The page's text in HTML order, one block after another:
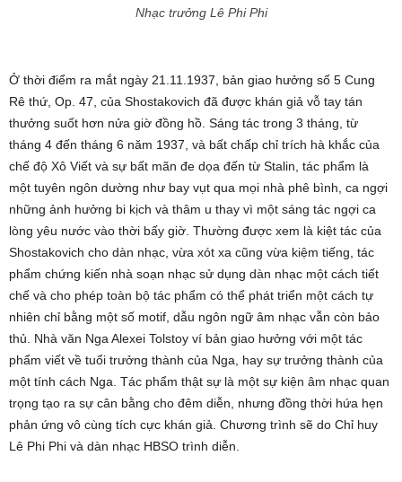
Nhạc trưởng Lê Phi Phi
Ở thời điểm ra mắt ngày 21.11.1937, bản giao hưởng số 5 Cung
Rê thứ, Op. 47, của Shostakovich đã được khán giả vỗ tay tán
thưởng suốt hơn nửa giờ đồng hồ. Sáng tác trong 3 tháng, từ
tháng 4 đến tháng 6 năm 1937, và bất chấp chỉ trích hà khắc của
chế độ Xô Viết và sự bất mãn đe dọa đến từ Stalin, tác phẩm là
một tuyên ngôn dường như bay vụt qua mọi nhà phê bình, ca ngợi
những ảnh hưởng bi kịch và thâm u thay vì một sáng tác ngợi ca
lòng yêu nước vào thời bấy giờ. Thường được xem là kiệt tác của
Shostakovich cho dàn nhạc, vừa xót xa cũng vừa kiệm tiếng, tác
phẩm chứng kiến nhà soạn nhạc sử dụng dàn nhạc một cách tiết
chế và cho phép toàn bộ tác phẩm có thể phát triển một cách tự
nhiên chỉ bằng một số motif, dẫu ngôn ngữ âm nhạc vẫn còn bảo
thủ. Nhà văn Nga Alexei Tolstoy ví bản giao hưởng với một tác
phẩm viết về tuổi trưởng thành của Nga, hay sự trưởng thành của
một tính cách Nga. Tác phẩm thật sự là một sự kiện âm nhạc quan
trọng tạo ra sự cân bằng cho đêm diễn, nhưng đồng thời hứa hẹn
phản ứng vô cùng tích cực khán giả. Chương trình sẽ do Chỉ huy
Lê Phi Phi và dàn nhạc HBSO trình diễn.